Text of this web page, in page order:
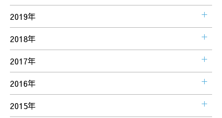
2019年
2018年
2017年
2016年
2015年